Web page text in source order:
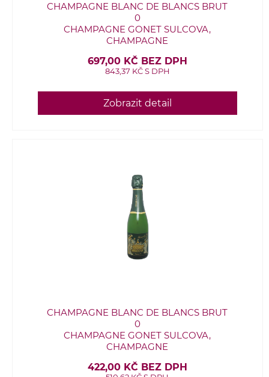
CHAMPAGNE BLANC DE BLANCS BRUT
0
CHAMPAGNE GONET SULCOVA,
CHAMPAGNE
697,00 KČ BEZ DPH
843,37 KČ S DPH
Zobrazit detail
CHAMPAGNE BLANC DE BLANCS BRUT
0
CHAMPAGNE GONET SULCOVA,
CHAMPAGNE
422,00 KČ BEZ DPH